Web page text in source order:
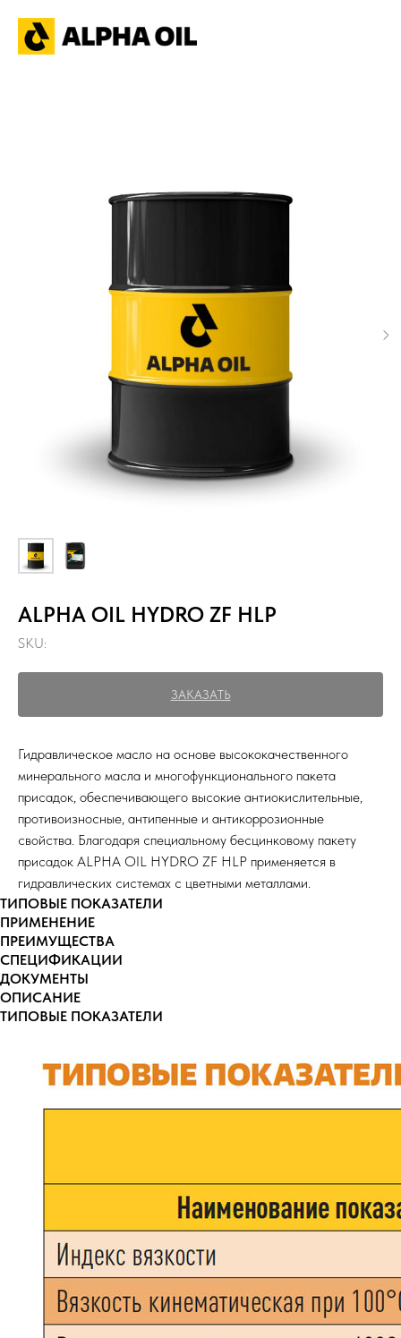
ALPHA OIL HYDRO ZF HLP
SKU:
ЗАКАЗАТЬ
Гидравлическое масло на основе высококачественного
минерального масла и многофункционального пакета
присадок, обеспечивающего высокие антиокислительные,
противоизносные, антипенные и антикоррозионные
свойства. Благодаря специальному бесцинковому пакету
присадок ALPHA OIL HYDRO ZF HLP применяется в
гидравлических системах с цветными металлами.
ТИПОВЫЕ ПОКАЗАТЕЛИ
ПРИМЕНЕНИЕ
ПРЕИМУЩЕСТВА
СПЕЦИФИКАЦИИ
ДОКУМЕНТЫ
ОПИСАНИЕ
ТИПОВЫЕ ПОКАЗАТЕЛИ